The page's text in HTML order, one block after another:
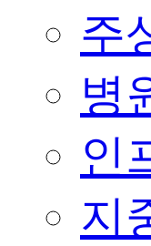
주
병
인
지